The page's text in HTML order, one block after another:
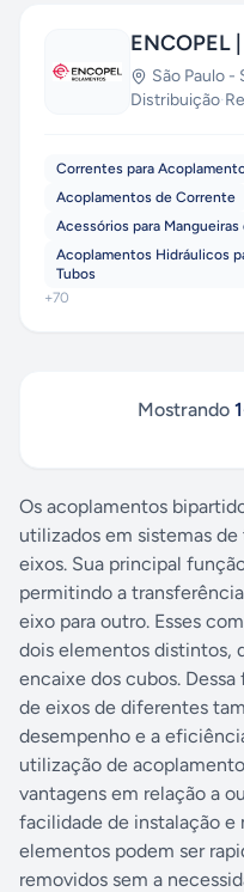
ENCOPEL
São Paulo -
Distribuição·
Correntes para
Acoplamentos de Corrente
Acessórios para
Acoplamentos Hidráulicos
Tubos
+70
Mostrando 1
Os acoplamentos
utilizados em sistemas
eixos. Sua principal
permitindo a
eixo para outro. Esses
dois elementos distintos,
encaixe dos cubos.
de eixos de diferentes
desempenho e a
utilização de
vantagens em relação a
facilidade de instalação e
elementos podem ser
removidos sem a